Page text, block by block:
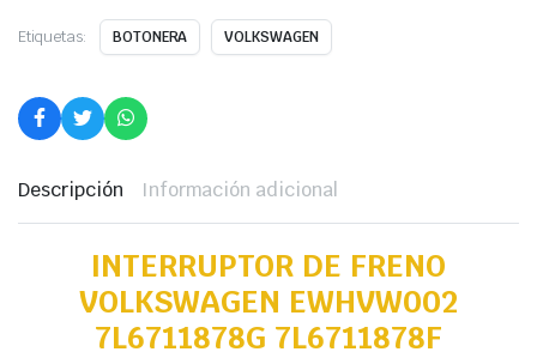
Etiquetas: BOTONERA VOLKSWAGEN
Descripción Información adicional
INTERRUPTOR DE FRENO
VOLKSWAGEN EWHVW002
7L6711878G 7L6711878F